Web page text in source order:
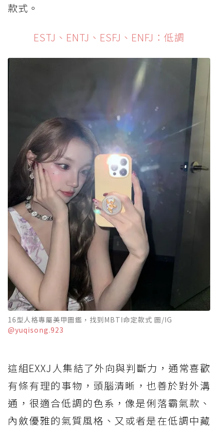
款式。
ESTJ、ENTJ、ESFJ、ENFJ：低調
16型人格專屬美甲圖鑑，找到MBTI命定款式 圖/IG
@yuqisong.923
這組EXXJ人集結了外向與判斷力，通常喜歡
有條有理的事物，頭腦清晰，也善於對外溝
通，很適合低調的色系，像是俐落霸氣款、
內斂優雅的氣質風格、又或者是在低調中藏